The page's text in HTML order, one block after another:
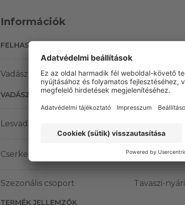
Információk
FELHASZNÁLÁSI TERÜLET
Vadász Igen
VADÁSZATI MÓD
Lesvadászat
Cserkelés Igen
Szezonális csoport Tavaszi-nyári
TERMÉK JELLEMZŐK